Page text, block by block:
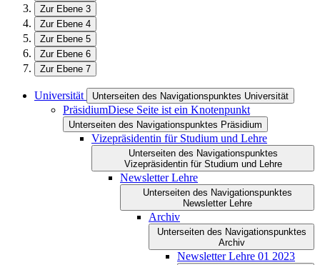
Zur Ebene 3
Zur Ebene 4
Zur Ebene 5
Zur Ebene 6
Zur Ebene 7
Universität Unterseiten des Navigationspunktes Universität
PräsidiumDiese Seite ist ein Knotenpunkt
Unterseiten des Navigationspunktes Präsidium
Vizepräsidentin für Studium und Lehre
Unterseiten des Navigationspunktes
Vizepräsidentin für Studium und Lehre
Newsletter Lehre
Unterseiten des Navigationspunktes
Newsletter Lehre
Archiv
Unterseiten des Navigationspunktes
Archiv
Newsletter Lehre 01 2023